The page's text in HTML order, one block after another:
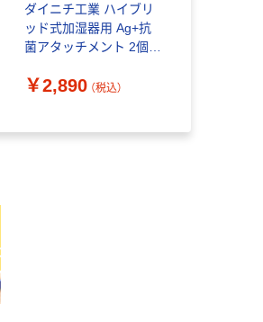
ダイニチ工業 ハイブリ
ッド式加湿器用 Ag+抗
菌アタッチメント 2個入
H011501 1セット
￥2,890 （税込）